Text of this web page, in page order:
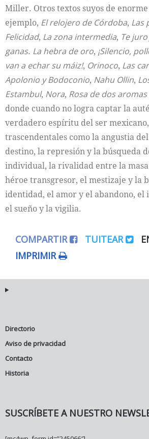
Miller. Otros textos suyos de
ejemplo, El relojero de Córdoba, Las
Felicidad, La zona intermedia, Te
ganas. La hebra de oro, ¡Silencio,
van a echar su máiz!, Orinoco, Las
Apolonio y Bodoconio, Nahu Ollin,
Estambul, Nora, Rosa de dos aromas
donde cuando no logra captar la
verdadero espíritu del ser
trascendentales como la angustia
destino, la represión y la búsqueda
individual, la rivalidad entre la
héroe transgresor, el mestizaje y la
identidad, el amor y el abandono, el
el sueño y la vigilia.
COMPARTIR TUITEAR
IMPRIMIR
Directorio
Aviso de privacidad
Contacto
Historia
SUSCRÍBETE A NUESTRO